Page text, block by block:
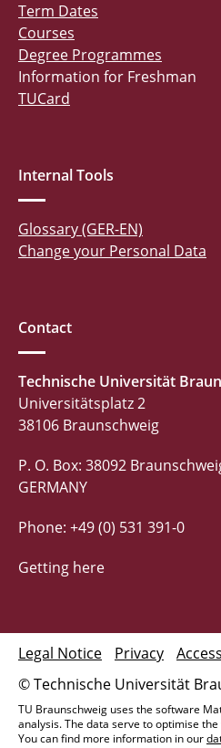
Term Dates
Courses
Degree Programmes
Information for Freshman
TUCard
Internal Tools
Glossary (GER-EN)
Change your Personal Data
Contact
Technische Universität
Universitätsplatz 2
38106 Braunschweig
P. O. Box: 38092
GERMANY
Phone: +49 (0) 531 391-0
Getting here
© Technische Universität
Legal Notice Privacy
TU Braunschweig uses the software
analysis. The data serve to optimise
You can find more information in our